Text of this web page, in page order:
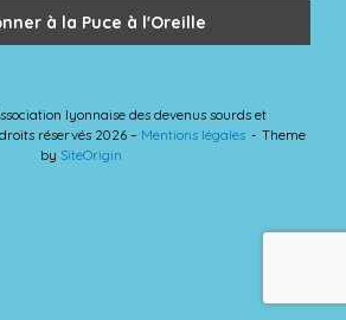
lyonnaise des devenus sourds et
réservés 2026 – Mentions légales
Theme
by SiteOrigin